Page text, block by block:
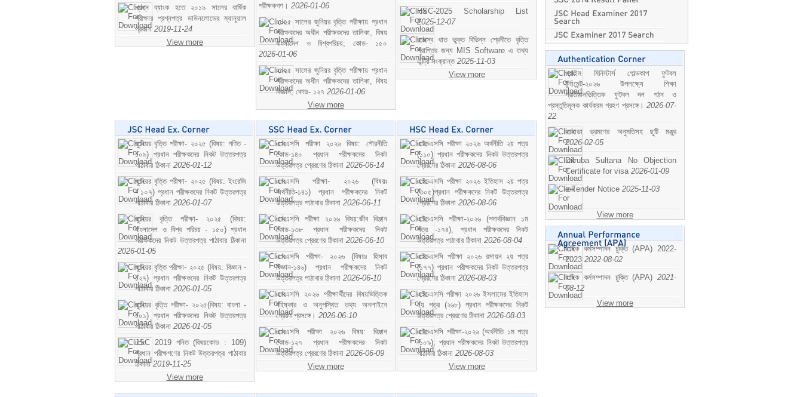
প্রশ্ন ব্যাংক হতে ২০১৯ সালের বার্ষিক
পরীক্ষার প্রশ্নপত্র ডাউনলোডের ম্যানুয়াল
প্রকাশ 2019-11-24
View more
পরীক্ষকগণ। 2026-01-06
২০২৫ সালের জুনিয়র বৃত্তি পরীক্ষায় প্রধান
পরীক্ষকদের অধীন পরীক্ষকদের তালিকা, বিষয়
বাংলাদেশ ও বিশ্বপরিচয়; কোড- ১৫০
2026-01-06
২০২৫ সালের জুনিয়র বৃত্তি পরীক্ষায় প্রধান
পরীক্ষকদের অধীন পরীক্ষকদের তালিকা, বিষয়
বিজ্ঞান; কোড- ১২৭ 2026-01-06
View more
HSC-2025 Scholarship List
2025-12-07
রাজস্ব খাত ভুক্ত বিভিন্ন শ্রেনীতে বৃত্তি
প্রাপ্তির জন্য MIS Software এ তথ্য
এন্ট্রি সংক্রান্ত 2025-11-03
View more
জুনিয়র বৃত্তি পরীক্ষা- ২০২৫ (বিষয়: গণিত -
১০৯) প্রধান পরীক্ষকদের নিকট উত্তরপত্র
পাঠাবার ঠিকানা 2026-01-12
জুনিয়র বৃত্তি পরীক্ষা- ২০২৫ (বিষয়: ইংরেজি
- ১০৭) প্রধান পরীক্ষকদের নিকট উত্তরপত্র
পাঠাবার ঠিকানা 2026-01-07
জুনিয়র বৃত্তি পরীক্ষা- ২০২৫ (বিষয়:
বাংলাদেশ ও বিশ্ব পরিচয় - ১৫০) প্রধান
পরীক্ষকদের নিকট উত্তরপত্র পাঠাবার ঠিকানা
2026-01-05
জুনিয়র বৃত্তি পরীক্ষা- ২০২৫ (বিষয়: বিজ্ঞান -
১২৭) প্রধান পরীক্ষকদের নিকট উত্তরপত্র
পাঠাবার ঠিকানা 2026-01-05
জুনিয়র বৃত্তি পরীক্ষা- ২০২৫(বিষয়: বাংলা -
১০১) প্রধান পরীক্ষকদের নিকট উত্তরপত্র
পাঠাবার ঠিকানা 2026-01-05
JSC 2019 গনিত (বিষয়কোড : 109)
প্রধান পরীক্ষগণের নিকট উত্তরপত্র পাঠাবার
ঠিকানা2019-11-25
View more
এসএসসি পরীক্ষা ২০২৬ বিষয়: পৌরনীতি
কোড-১৪০ প্রধান পরীক্ষকদের নিকট
উত্তরপত্র প্রেরণের ঠিকানা 2026-06-14
এসএসসি পরীক্ষা- ২০২৬ (বিষয়ঃ
অর্থনীতি-১৪১) প্রধান পরীক্ষকদের নিকট
উত্তরপত্র পাঠাবার ঠিকানা 2026-06-11
এসএসসি পরীক্ষা ২০২৬ বিষয়:জীব বিঞ্জান
কোড-১৩৮ প্রধান পরীক্ষকদের নিকট
উত্তরপত্র প্রেরণের ঠিকানা 2026-06-10
এসএসসি পরীক্ষা- ২০২৬ (বিষয়ঃ হিসাব
বিজ্ঞান-১৪৬) প্রধান পরীক্ষকদের নিকট
উত্তরপত্র পাঠাবার ঠিকানা 2026-06-10
এসএসসি ২০২৬ পরীক্ষার্থীদের বিষয়ভিত্তিক
বহিষ্কার ও অনুপস্থিত তথ্য অনলাইনে
প্রেরণ প্রসঙ্গে। 2026-06-10
এসএসসি পরীক্ষা ২০২৬ বিষয়: বিঞ্জান
কোড-১২৭ প্রধান পরীক্ষকদের নিকট
উত্তরপত্র প্রেরণের ঠিকানা 2026-06-09
View more
এইচএসসি পরীক্ষা ২০২৬ অর্থনীতি ২য় পত্র
(১১০) প্রধান পরীক্ষকদের নিকট উত্তরপত্র
প্রেরণের ঠিকানা 2026-08-06
এইচএসসি পরীক্ষা ২০২৬ ইতিহাস ২য় পত্র
(৩০৫)প্রধান পরীক্ষকদের নিকট উত্তরপত্র
প্রেরণের ঠিকানা 2026-08-06
এইচএসসি পরীক্ষা-২০২৬ (পদার্থবিজ্ঞান ১ম
পত্র -১৭৪), প্রধান পরীক্ষকদের নিকট
উত্তরপত্র পাঠাবার ঠিকানা 2026-08-04
এইচএসসি পরীক্ষা ২০২৬ রসায়ন ২য় পত্র
(১৭৭) প্রধান পরীক্ষকদের নিকট উত্তরপত্র
প্রেরণের ঠিকানা 2026-08-03
এইচএসসি পরীক্ষা ২০২৬ ইসলামের ইতিহাস
২য় পত্র (২৬৮) প্রধান পরীক্ষকদের নিকট
উত্তরপত্র প্রেরণের ঠিকানা 2026-08-03
এইচএসসি পরীক্ষা-২০২৬ (অর্থনীতি ১ম পত্র
-১০৯), প্রধান পরীক্ষকদের নিকট উত্তরপত্র
পাঠাবার ঠিকানা 2026-08-03
View more
প্রাইম মিনিস্টার্স গোল্ডকাপ ফুটবল
টুর্নামেন্ট-২০২৬ উপলক্ষ্যে শিক্ষা
প্রতিষ্ঠানভিত্তিক ফুটবল দল গঠন ও
প্রস্তুতিমূলক কার্যক্রম গ্রহণ প্রসঙ্গে। 2026-07-
22
কানাডা ভ্রমণের অনুমতিসহ ছুটি মঞ্জুর
2026-02-05
Dilruba Sultana No Objection
Certificate for visa 2026-01-09
e-Tender Notice 2025-11-03
View more
বাষিক কর্মসম্পাদন চুক্তি (APA) 2022-
2023 2022-08-02
বাষিক কর্মসম্পাদন চুক্তি (APA) 2021-
08-12
View more